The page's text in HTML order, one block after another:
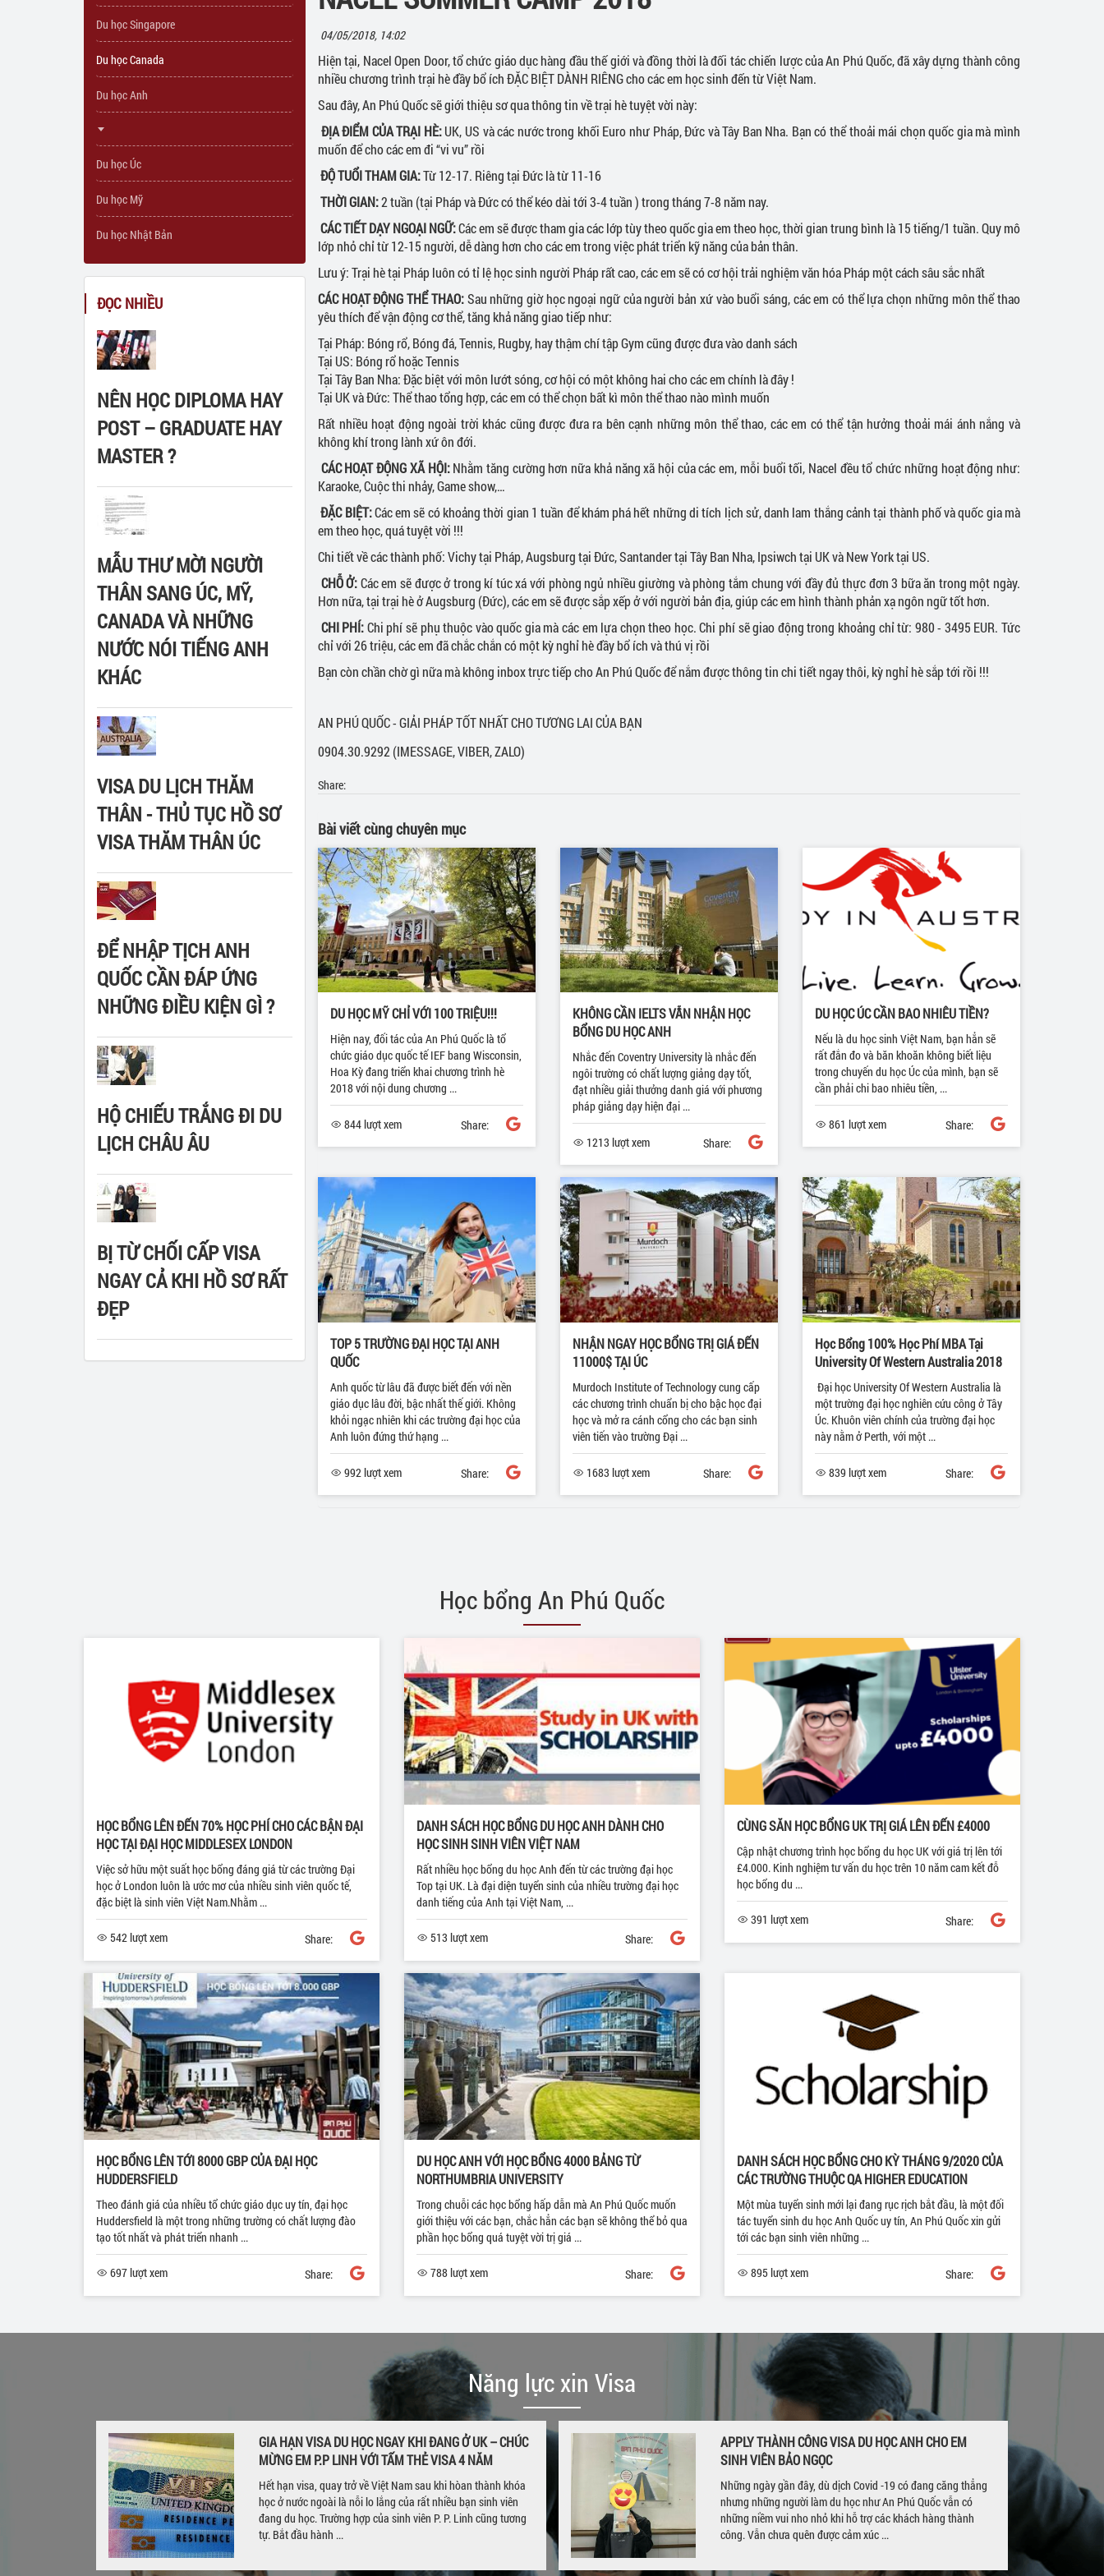
Du học Mỹ
Du học Nhật Bản
Community College
High school
Du học chương trình dự bị đại học
Du học chương trình Đại học
Singapore
04/05/2018, 14:02
Hiện tại, Nacel Open Door, tổ chức giáo dục hàng đầu thế giới và đồng thời là đối tác chiến lược của An Phú Quốc, đã xây dựng thành công
nhiều chương trình trại hè đầy bổ ích ĐẶC BIỆT DÀNH RIÊNG cho các em học sinh đến từ Việt Nam.
Sau đây, An Phú Quốc sẽ giới thiệu sơ qua thông tin về trại hè tuyệt vời này:
ĐỊA ĐIỂM CỦA TRẠI HÈ:UK, US và các nước trong khối Euro như Pháp, Đức và Tây Ban Nha. Bạn có thể thoải mái chọn quốc gia mà mình
muốn để cho các em đi “vi vu” rồi
ĐỘ TUỔI THAM GIA:Từ 12-17. Riêng tại Đức là từ 11-16
THỜI GIAN:2 tuần (tại Pháp và Đức có thể kéo dài tới 3-4 tuần ) trong tháng 7-8 năm nay.
CÁC TIẾT DẠY NGOẠI NGỮ:Các em sẽ được tham gia các lớp tùy theo quốc gia em theo học, thời gian trung bình là 15 tiếng/1 tuần. Quy mô
lớp nhỏ chỉ từ 12-15 người, dễ dàng hơn cho các em trong việc phát triển kỹ năng của bản thân.
Lưu ý: Trại hè tại Pháp luôn có tỉ lệ học sinh người Pháp rất cao, các em sẽ có cơ hội trải nghiệm văn hóa Pháp một cách sâu sắc nhất
CÁC HOẠT ĐỘNG THỂ THAO:Sau những giờ học ngoại ngữ của người bản xứ vào buổi sáng, các em có thể lựa chọn những môn thể thao
yêu thích để vận động cơ thể, tăng khả năng giao tiếp như:
Tại Pháp: Bóng rổ, Bóng đá, Tennis, Rugby, hay thậm chí tập Gym cũng được đưa vào danh sách
Tại US: Bóng rổ hoặc Tennis
Tại Tây Ban Nha: Đặc biệt với môn lướt sóng, cơ hội có một không hai cho các em chính là đây !
Tại UK và Đức: Thể thao tổng hợp, các em có thể chọn bất kì môn thể thao nào mình muốn
Rất nhiều hoạt động ngoài trời khác cũng được đưa ra bên cạnh những môn thể thao, các em có thể tận hưởng thoải mái ánh nắng và
không khí trong lành xứ ôn đới.
CÁC HOẠT ĐỘNG XÃ HỘI:Nhằm tăng cường hơn nữa khả năng xã hội của các em, mỗi buổi tối, Nacel đều tổ chức những hoạt động như:
Karaoke, Cuộc thi nhảy, Game show,…
ĐẶC BIỆT:Các em sẽ có khoảng thời gian 1 tuần để khám phá hết những di tích lịch sử, danh lam thắng cảnh tại thành phố và quốc gia mà
em theo học, quá tuyệt vời !!!
Chi tiết về các thành phố: Vichy tại Pháp, Augsburg tại Đức, Santander tại Tây Ban Nha, Ipsiwch tại UK và New York tại US.
CHỖ Ở:Các em sẽ được ở trong kí túc xá với phòng ngủ nhiều giường và phòng tắm chung với đầy đủ thực đơn 3 bữa ăn trong một ngày.
Hơn nữa, tại trại hè ở Augsburg (Đức), các em sẽ được sắp xếp ở với người bản địa, giúp các em hình thành phản xạ ngôn ngữ tốt hơn.
CHI PHÍ:Chi phí sẽ phụ thuộc vào quốc gia mà các em lựa chọn theo học. Chi phí sẽ giao động trong khoảng chỉ từ: 980 - 3495 EUR. Tức
chỉ với 26 triệu, các em đã chắc chắn có một kỳ nghỉ hè đầy bổ ích và thú vị rồi
Bạn còn chần chờ gì nữa mà không inbox trực tiếp cho An Phú Quốc để nắm được thông tin chi tiết ngay thôi, kỳ nghỉ hè sắp tới rồi !!!
AN PHÚ QUỐC - GIẢI PHÁP TỐT NHẤT CHO TƯƠNG LAI CỦA BẠN
0904.30.9292 (IMESSAGE, VIBER, ZALO)
Share:
Bài viết cùng chuyên mục
DU HỌC MỸ CHỈ VỚI 100 TRIỆU!!!
Hiện nay, đối tác của An Phú Quốc là tổ
chức giáo dục quốc tế IEF bang Wisconsin,
Hoa Kỳ đang triển khai chương trình hè
2018 với nội dung chương ...
844 lượt xem Share:
KHÔNG CẦN IELTS VẪN NHẬN HỌC
BỔNG DU HỌC ANH
Nhắc đến Coventry University là nhắc đến
ngôi trường có chất lượng giảng dạy tốt,
đạt nhiều giải thưởng danh giá với phương
pháp giảng dạy hiện đại ...
1213 lượt xem Share:
DU HỌC ÚC CẦN BAO NHIÊU TIỀN?
Nếu là du học sinh Việt Nam, bạn hẳn sẽ
rất đắn đo và băn khoăn không biết liệu
trong chuyến du học Úc của mình, bạn sẽ
cần phải chi bao nhiêu tiền, ...
861 lượt xem Share:
TOP 5 TRƯỜNG ĐẠI HỌC TẠI ANH
QUỐC
Anh quốc từ lâu đã được biết đến với nền
giáo dục lâu đời, bậc nhất thế giới. Không
khỏi ngạc nhiên khi các trường đại học của
Anh luôn đứng thứ hạng ...
992 lượt xem Share:
NHẬN NGAY HỌC BỔNG TRỊ GIÁ ĐẾN
11000$ TẠI ÚC
Murdoch Institute of Technology cung cấp
các chương trình chuẩn bị cho bậc học đại
học và mở ra cánh cổng cho các bạn sinh
viên tiến vào trường Đại ...
1683 lượt xem Share:
Học Bổng 100% Học Phí MBA Tại
University Of Western Australia 2018
Đại học University Of Western Australia là
một trường đại học nghiên cứu công ở Tây
Úc. Khuôn viên chính của trường đại học
này nằm ở Perth, với một ...
839 lượt xem Share:
Du học Singapore
Du học Canada
Du học Anh
Du học Úc
Du học Mỹ
Du học Nhật Bản
ĐỌC NHIỀU
NÊN HỌC DIPLOMA HAY
POST – GRADUATE HAY
MASTER ?
MẪU THƯ MỜI NGƯỜI
THÂN SANG ÚC, MỸ,
CANADA VÀ NHỮNG
NƯỚC NÓI TIẾNG ANH
KHÁC
VISA DU LỊCH THĂM
THÂN - THỦ TỤC HỒ SƠ
VISA THĂM THÂN ÚC
ĐỂ NHẬP TỊCH ANH
QUỐC CẦN ĐÁP ỨNG
NHỮNG ĐIỀU KIỆN GÌ ?
HỘ CHIẾU TRẮNG ĐI DU
LỊCH CHÂU ÂU
BỊ TỪ CHỐI CẤP VISA
NGAY CẢ KHI HỒ SƠ RẤT
ĐẸP
Học bổng An Phú Quốc
HỌC BỔNG LÊN ĐẾN 70% HỌC PHÍ CHO CÁC BẬN ĐẠI
HỌC TẠI ĐẠI HỌC MIDDLESEX LONDON
Việc sở hữu một suất học bổng đáng giá từ các trường Đại
học ở London luôn là ước mơ của nhiều sinh viên quốc tế,
đặc biệt là sinh viên Việt Nam.Nhằm ...
542 lượt xem Share:
DANH SÁCH HỌC BỔNG DU HỌC ANH DÀNH CHO
HỌC SINH SINH VIÊN VIỆT NAM
Rất nhiều học bổng du học Anh đến từ các trường đại học
Top tại UK. Là đại diện tuyển sinh của nhiều trường đại học
danh tiếng của Anh tại Việt Nam, ...
513 lượt xem Share:
CÙNG SĂN HỌC BỔNG UK TRỊ GIÁ LÊN ĐẾN £4000
Cập nhật chương trình học bổng du học UK với giá trị lên tới
£4.000. Kinh nghiệm tư vấn du học trên 10 năm cam kết đỗ
học bổng du ...
391 lượt xem Share:
HỌC BỔNG LÊN TỚI 8000 GBP CỦA ĐẠI HỌC
HUDDERSFIELD
Theo đánh giá của nhiều tổ chức giáo dục uy tín, đại học
Huddersfield là một trong những trường có chất lượng đào
tạo tốt nhất và phát triển nhanh ...
697 lượt xem Share:
DU HỌC ANH VỚI HỌC BỔNG 4000 BẢNG TỪ
NORTHUMBRIA UNIVERSITY
Trong chuỗi các học bổng hấp dẫn mà An Phú Quốc muốn
giới thiệu với các bạn, chắc hẳn các bạn sẽ không thể bỏ qua
phần học bổng quá tuyệt vời trị giá ...
788 lượt xem Share:
DANH SÁCH HỌC BỔNG CHO KỲ THÁNG 9/2020 CỦA
CÁC TRƯỜNG THUỘC QA HIGHER EDUCATION
Một mùa tuyển sinh mới lại đang rục rịch bắt đầu, là một đối
tác tuyển sinh du học Anh Quốc uy tín, An Phú Quốc xin gửi
tới các bạn sinh viên những ...
895 lượt xem Share:
Năng lực xin Visa
GIA HẠN VISA DU HỌC NGAY KHI ĐANG Ở UK – CHÚC
MỪNG EM P.P LINH VỚI TẤM THẺ VISA 4 NĂM
Hết hạn visa, quay trở về Việt Nam sau khi hòan thành khóa
học ở nước ngoài là nỗi lo lắng của rất nhiều bạn sinh viên
đang du học. Trường hợp của sinh viên P. P. Linh cũng tương
tự. Bắt đầu hành ...
APPLY THÀNH CÔNG VISA DU HỌC ANH CHO EM
SINH VIÊN BẢO NGỌC
Những ngày gần đây, dù dịch Covid -19 có đang căng thẳng
nhưng những người làm du học như An Phú Quốc vẫn có
những niềm vui nho nhỏ khi hỗ trợ các khách hàng thành
công. Vẫn chưa quên được cảm xúc ...